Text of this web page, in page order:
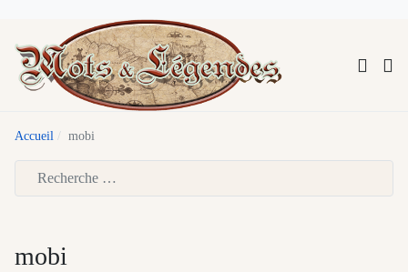
Accueil mobi
mobi